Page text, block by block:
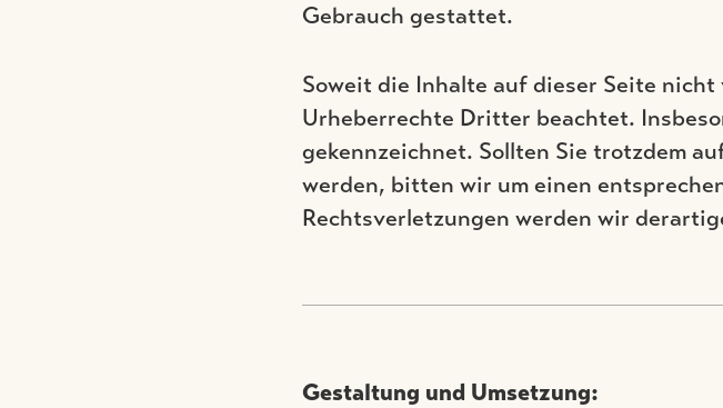
Gebrauch gestattet.
Soweit die Inhalte auf dieser Seite
Urheberrechte Dritter beachtet.
gekennzeichnet. Sollten Sie trotzdem
werden, bitten wir um einen
Rechtsverletzungen werden wir
Gestaltung und Umsetzung: